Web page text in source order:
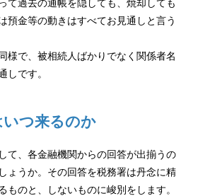
て過去の通帳を隠しても、焼却しても
預金等の動きはすべてお見通しと言う
様で、被相続人ばかりでなく関係者名
しです。
いつ来るのか
て、各金融機関からの回答が出揃うの
ょうか。その回答を税務署は丹念に精
ものと、しないものに峻別をします。